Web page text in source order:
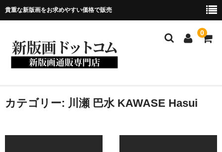
貴重な新版画をお求めやすい価格で販売
0
ホーム
カテゴリー: 川瀬 巴水 KAWASE Hasui